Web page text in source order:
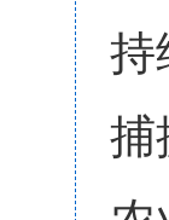
持
捕